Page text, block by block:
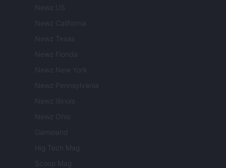
Newz US
Newz California
Newz Texas
Newz Florida
Newz New York
Newz Pennsylvania
Newz Illinois
Newz Ohio
Gameland
Hig Tech Mag
Scoop Mag